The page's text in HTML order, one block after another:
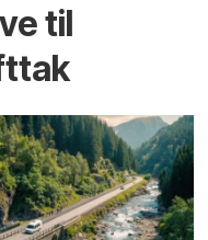
til